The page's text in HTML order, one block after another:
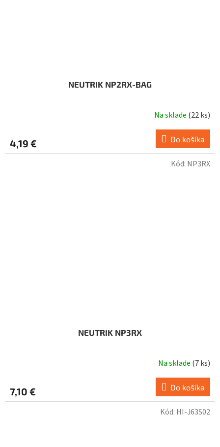
NEUTRIK NP2RX-BAG
Na sklade (22 ks)
4,19 € Do košíka
NEUTRIK NP3RX
Na sklade (7 ks)
7,10 € Do košíka
Kód: NP3RX
Kód: HI-J63S02